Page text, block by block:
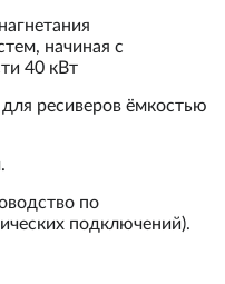
начиная с
40 кВт
ресиверов ёмкостью
по
подключений).